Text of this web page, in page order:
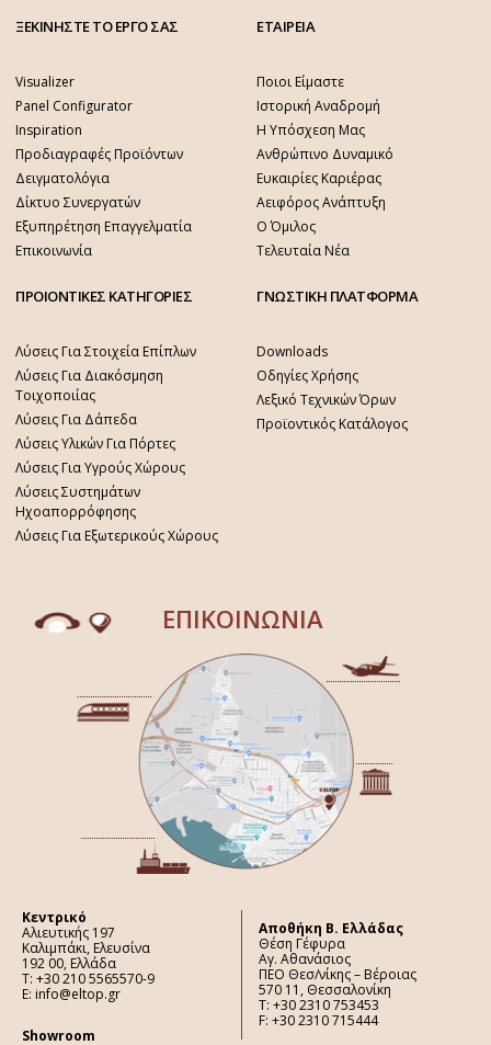
ΞΕΚΙΝΗΣΤΕ ΤΟ ΕΡΓΟ ΣΑΣ
Visualizer
Panel Configurator
Inspiration
Προδιαγραφές Προϊόντων
Δειγματολόγια
Δίκτυο Συνεργατών
Εξυπηρέτηση Επαγγελματία
Επικοινωνία
ΕΤΑΙΡΕΙΑ
Ποιοι Είμαστε
Ιστορική Αναδρομή
Η Υπόσχεση Μας
Ανθρώπινο Δυναμικό
Ευκαιρίες Καριέρας
Αειφόρος Ανάπτυξη
Ο Όμιλος
Τελευταία Νέα
ΠΡΟΙΟΝΤΙΚΕΣ ΚΑΤΗΓΟΡΙΕΣ
Λύσεις Για Στοιχεία Επίπλων
Λύσεις Για Διακόσμηση
Τοιχοποιίας
Λύσεις Για Δάπεδα
Λύσεις Υλικών Για Πόρτες
Λύσεις Για Υγρούς Χώρους
Λύσεις Συστημάτων
Ηχοαπορρόφησης
Λύσεις Για Εξωτερικούς Χώρους
ΓΝΩΣΤΙΚΗ ΠΛΑΤΦΟΡΜΑ
Downloads
Οδηγίες Χρήσης
Λεξικό Τεχνικών Όρων
Προϊοντικός Κατάλογος
ΕΠΙΚΟΙΝΩΝΙΑ
Κεντρικό
Αλιευτικής 197
Καλιμπάκι, Ελευσίνα
192 00, Ελλάδα
Τ: +30 210 5565570-9
E: info@eltop.gr
Showroom
Aποθήκη Β. Ελλάδας
Θέση Γέφυρα
Αγ. Αθανάσιος
ΠΕΟ Θεσ/νίκης – Βέροιας
570 11, Θεσσαλονίκη
Τ: +30 2310 753453
F: +30 2310 715444